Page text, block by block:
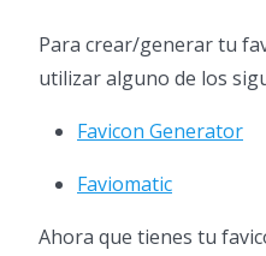
Para crear/generar tu
utilizar alguno de los
Favicon Generator
Faviomatic
Ahora que tienes tu